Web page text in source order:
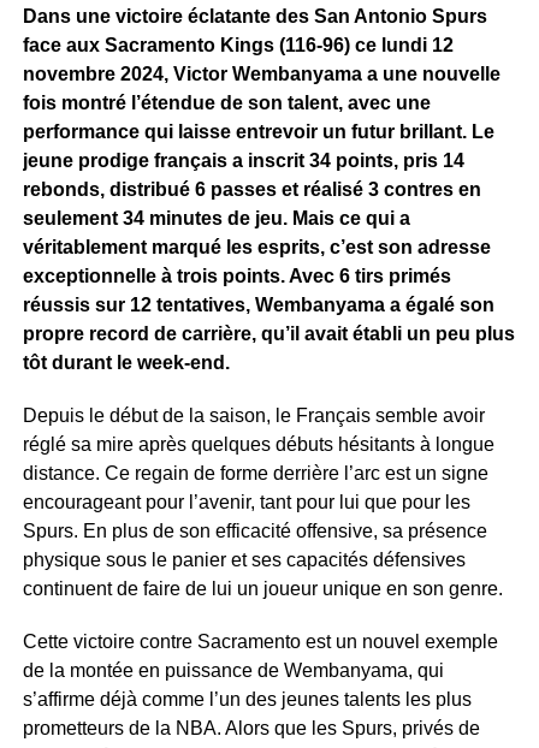
Dans une victoire éclatante des San Antonio Spurs
face aux Sacramento Kings (116-96) ce lundi 12
novembre 2024, Victor Wembanyama a une nouvelle
fois montré l’étendue de son talent, avec une
performance qui laisse entrevoir un futur brillant. Le
jeune prodige français a inscrit 34 points, pris 14
rebonds, distribué 6 passes et réalisé 3 contres en
seulement 34 minutes de jeu. Mais ce qui a
véritablement marqué les esprits, c’est son adresse
exceptionnelle à trois points. Avec 6 tirs primés
réussis sur 12 tentatives, Wembanyama a égalé son
propre record de carrière, qu’il avait établi un peu plus
tôt durant le week-end.
Depuis le début de la saison, le Français semble avoir
réglé sa mire après quelques débuts hésitants à longue
distance. Ce regain de forme derrière l’arc est un signe
encourageant pour l’avenir, tant pour lui que pour les
Spurs. En plus de son efficacité offensive, sa présence
physique sous le panier et ses capacités défensives
continuent de faire de lui un joueur unique en son genre.
Cette victoire contre Sacramento est un nouvel exemple
de la montée en puissance de Wembanyama, qui
s’affirme déjà comme l’un des jeunes talents les plus
prometteurs de la NBA. Alors que les Spurs, privés de